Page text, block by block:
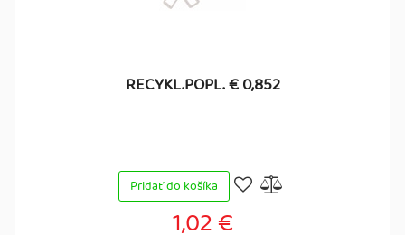
RECYKL.POPL. € 0,852
Pridať do košíka
1,02 €